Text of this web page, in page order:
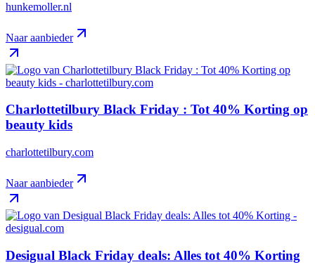
hunkemoller.nl
Naar aanbieder
Charlottetilbury Black Friday : Tot 40% Korting op
beauty kids
charlottetilbury.com
Naar aanbieder
Desigual Black Friday deals: Alles tot 40% Korting